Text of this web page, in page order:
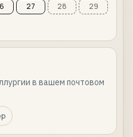
27 28
29
в вашем почтовом